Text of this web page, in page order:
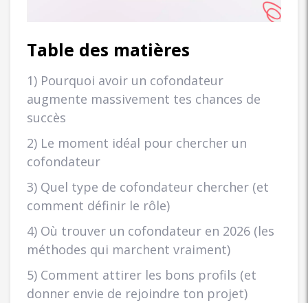
Table des matières
1) Pourquoi avoir un cofondateur
augmente massivement tes chances de
succès
2) Le moment idéal pour chercher un
cofondateur
3) Quel type de cofondateur chercher (et
comment définir le rôle)
4) Où trouver un cofondateur en 2026 (les
méthodes qui marchent vraiment)
5) Comment attirer les bons profils (et
donner envie de rejoindre ton projet)